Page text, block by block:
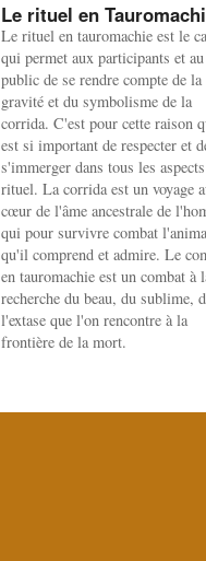
Le rituel en
Le rituel en tauromachie est le
qui permet aux participants et au
public de se rendre compte de la
gravité et du symbolisme de la
corrida. C'est pour cette raison
est si important de respecter et
s'immerger dans tous les
rituel. La corrida est un voyage
cœur de l'âme ancestrale de
qui pour survivre combat
qu'il comprend et admire. Le
en tauromachie est un combat à
recherche du beau, du sublime,
l'extase que l'on rencontre à la
frontière de la mort.